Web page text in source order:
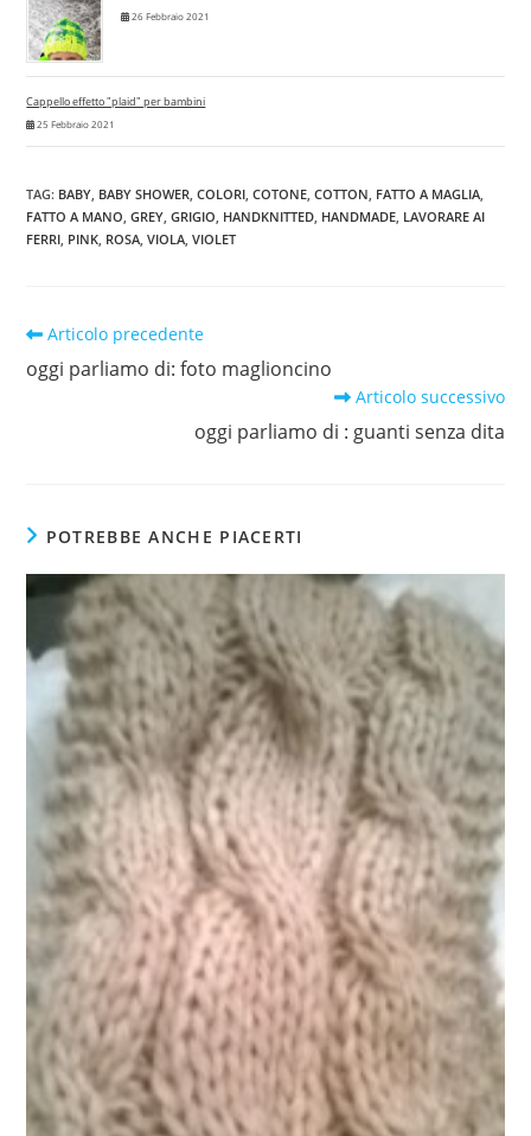
26 Febbraio 2021
Cappello effetto "plaid" per bambini
25 Febbraio 2021
TAG: BABY BABY SHOWER COLORI COTONE COTTON FATTO A MAGLIA
FATTO A MANO GREY GRIGIO HANDKNITTED HANDMADE LAVORARE AI
FERRI PINK ROSA VIOLA VIOLET
Leggi
articoli
Articolo precedente
oggi parliamo di: foto maglioncino
Articolo successivo
oggi parliamo di : guanti senza dita
POTREBBE ANCHE PIACERTI